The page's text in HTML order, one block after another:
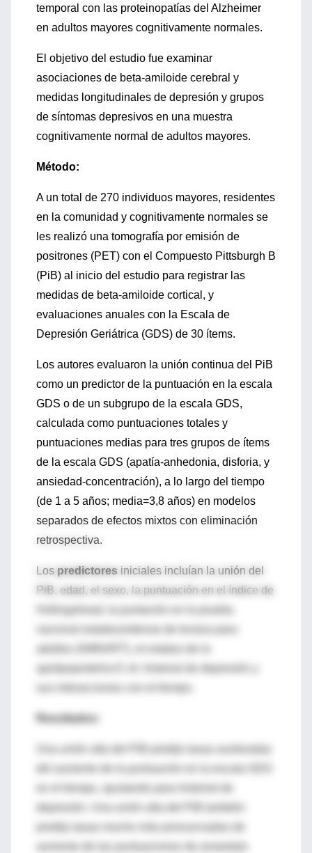
temporal con las proteinopatías del Alzheimer
en adultos mayores cognitivamente normales.
El objetivo del estudio fue examinar
asociaciones de beta-amiloide cerebral y
medidas longitudinales de depresión y grupos
de síntomas depresivos en una muestra
cognitivamente normal de adultos mayores.
Método:
A un total de 270 individuos mayores, residentes
en la comunidad y cognitivamente normales se
les realizó una tomografía por emisión de
positrones (PET) con el Compuesto Pittsburgh B
(PiB) al inicio del estudio para registrar las
medidas de beta-amiloide cortical, y
evaluaciones anuales con la Escala de
Depresión Geriátrica (GDS) de 30 ítems.
Los autores evaluaron la unión continua del PiB
como un predictor de la puntuación en la escala
GDS o de un subgrupo de la escala GDS,
calculada como puntuaciones totales y
puntuaciones medias para tres grupos de ítems
de la escala GDS (apatía-anhedonia, disforia, y
ansiedad-concentración), a lo largo del tiempo
(de 1 a 5 años; media=3,8 años) en modelos
separados de efectos mixtos con eliminación
retrospectiva.
Los predictores iniciales incluían la unión del
PiB, edad, el sexo, la puntuación en el índice de
Hollingshead, la puntación en la prueba
apolipoproteína E ε4, historial de depresión y
sus interacciones con el tiempo.
Resultados:
en el tiempo, ajustando para historial de